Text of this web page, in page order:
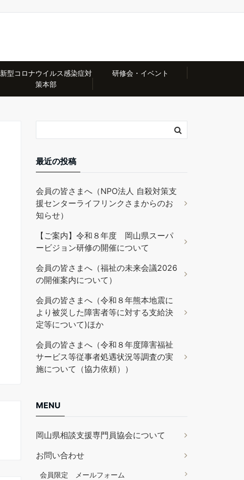
新型コロナウイルス感染症対
策本部
研修会・イベント
最近の投稿
会員の皆さまへ（NPO法人 自殺対策支
援センターライフリンクさまからのお
知らせ）
【ご案内】令和８年度 岡山県スーパ
ービジョン研修の開催について
会員の皆さまへ（福祉の未来会議2026
の開催案内について）
会員の皆さまへ（令和８年熊本地震に
より被災した障害者等に対する支給決
定等について)ほか
会員の皆さまへ（令和８年度障害福祉
サービス等従事者処遇状況等調査の実
施について（協力依頼））
MENU
岡山県相談支援専門員協会について
お問い合わせ
会員限定 メールフォーム